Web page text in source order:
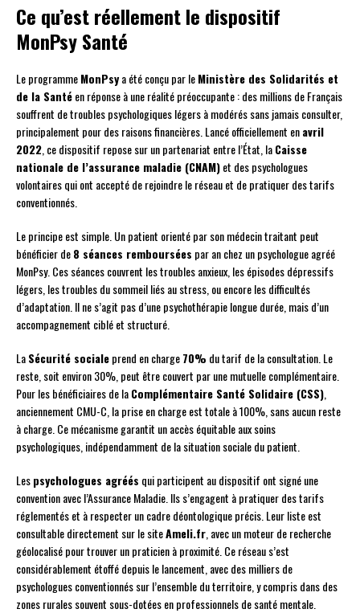
Ce qu’est réellement le dispositif
MonPsy Santé
Le programmeMonPsya été conçu par leMinistère des Solidarités et
de la Santéen réponse à une réalité préoccupante : des millions de Français
souffrent de troubles psychologiques légers à modérés sans jamais consulter,
principalement pour des raisons financières. Lancé officiellement enavril
2022 , ce dispositif repose sur un partenariat entre l’État, laCaisse
nationale de l’assurance maladie (CNAM)et des psychologues
volontaires qui ont accepté de rejoindre le réseau et de pratiquer des tarifs
conventionnés.
Le principe est simple. Un patient orienté par son médecin traitant peut
bénéficier de8 séances remboursées par an chez un psychologue agréé
MonPsy. Ces séances couvrent les troubles anxieux, les épisodes dépressifs
légers, les troubles du sommeil liés au stress, ou encore les difficultés
d’adaptation. Il ne s’agit pas d’une psychothérapie longue durée, mais d’un
accompagnement ciblé et structuré.
LaSécurité socialeprend en charge70% du tarif de la consultation. Le
reste, soit environ 30%, peut être couvert par une mutuelle complémentaire.
Pour les bénéficiaires de laComplémentaire Santé Solidaire (CSS)
anciennement CMU-C, la prise en charge est totale à 100%, sans aucun reste
à charge. Ce mécanisme garantit un accès équitable aux soins
psychologiques, indépendamment de la situation sociale du patient.
Lespsychologues agréés qui participent au dispositif ont signé une
convention avec l’Assurance Maladie. Ils s’engagent à pratiquer des tarifs
réglementés et à respecter un cadre déontologique précis. Leur liste est
consultable directement sur le siteAmeli.fr , avec un moteur de recherche
géolocalisé pour trouver un praticien à proximité. Ce réseau s’est
considérablement étoffé depuis le lancement, avec des milliers de
psychologues conventionnés sur l’ensemble du territoire, y compris dans des
zones rurales souvent sous-dotées en professionnels de santé mentale.